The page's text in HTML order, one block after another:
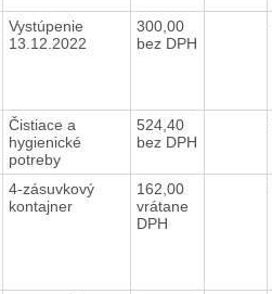
Vystúpenie
13.12.2022
300,00
bez DPH
Čistiace a
hygienické
potreby
524,40
bez DPH
4-zásuvkový
kontajner
162,00
vrátane
DPH